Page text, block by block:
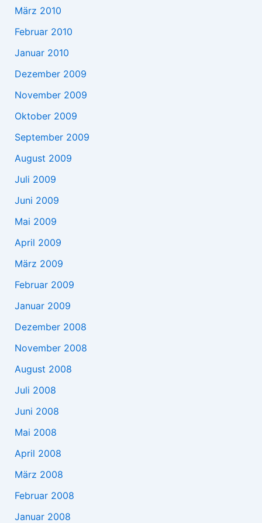
März 2010
Februar 2010
Januar 2010
Dezember 2009
November 2009
Oktober 2009
September 2009
August 2009
Juli 2009
Juni 2009
Mai 2009
April 2009
März 2009
Februar 2009
Januar 2009
Dezember 2008
November 2008
August 2008
Juli 2008
Juni 2008
Mai 2008
April 2008
März 2008
Februar 2008
Januar 2008